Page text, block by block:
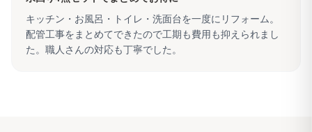
キッチン・お風呂・トイレ・洗面台を一度にリフォーム。
配管工事をまとめてできたので工期も費用も抑えられまし
た。職人さんの対応も丁寧でした。